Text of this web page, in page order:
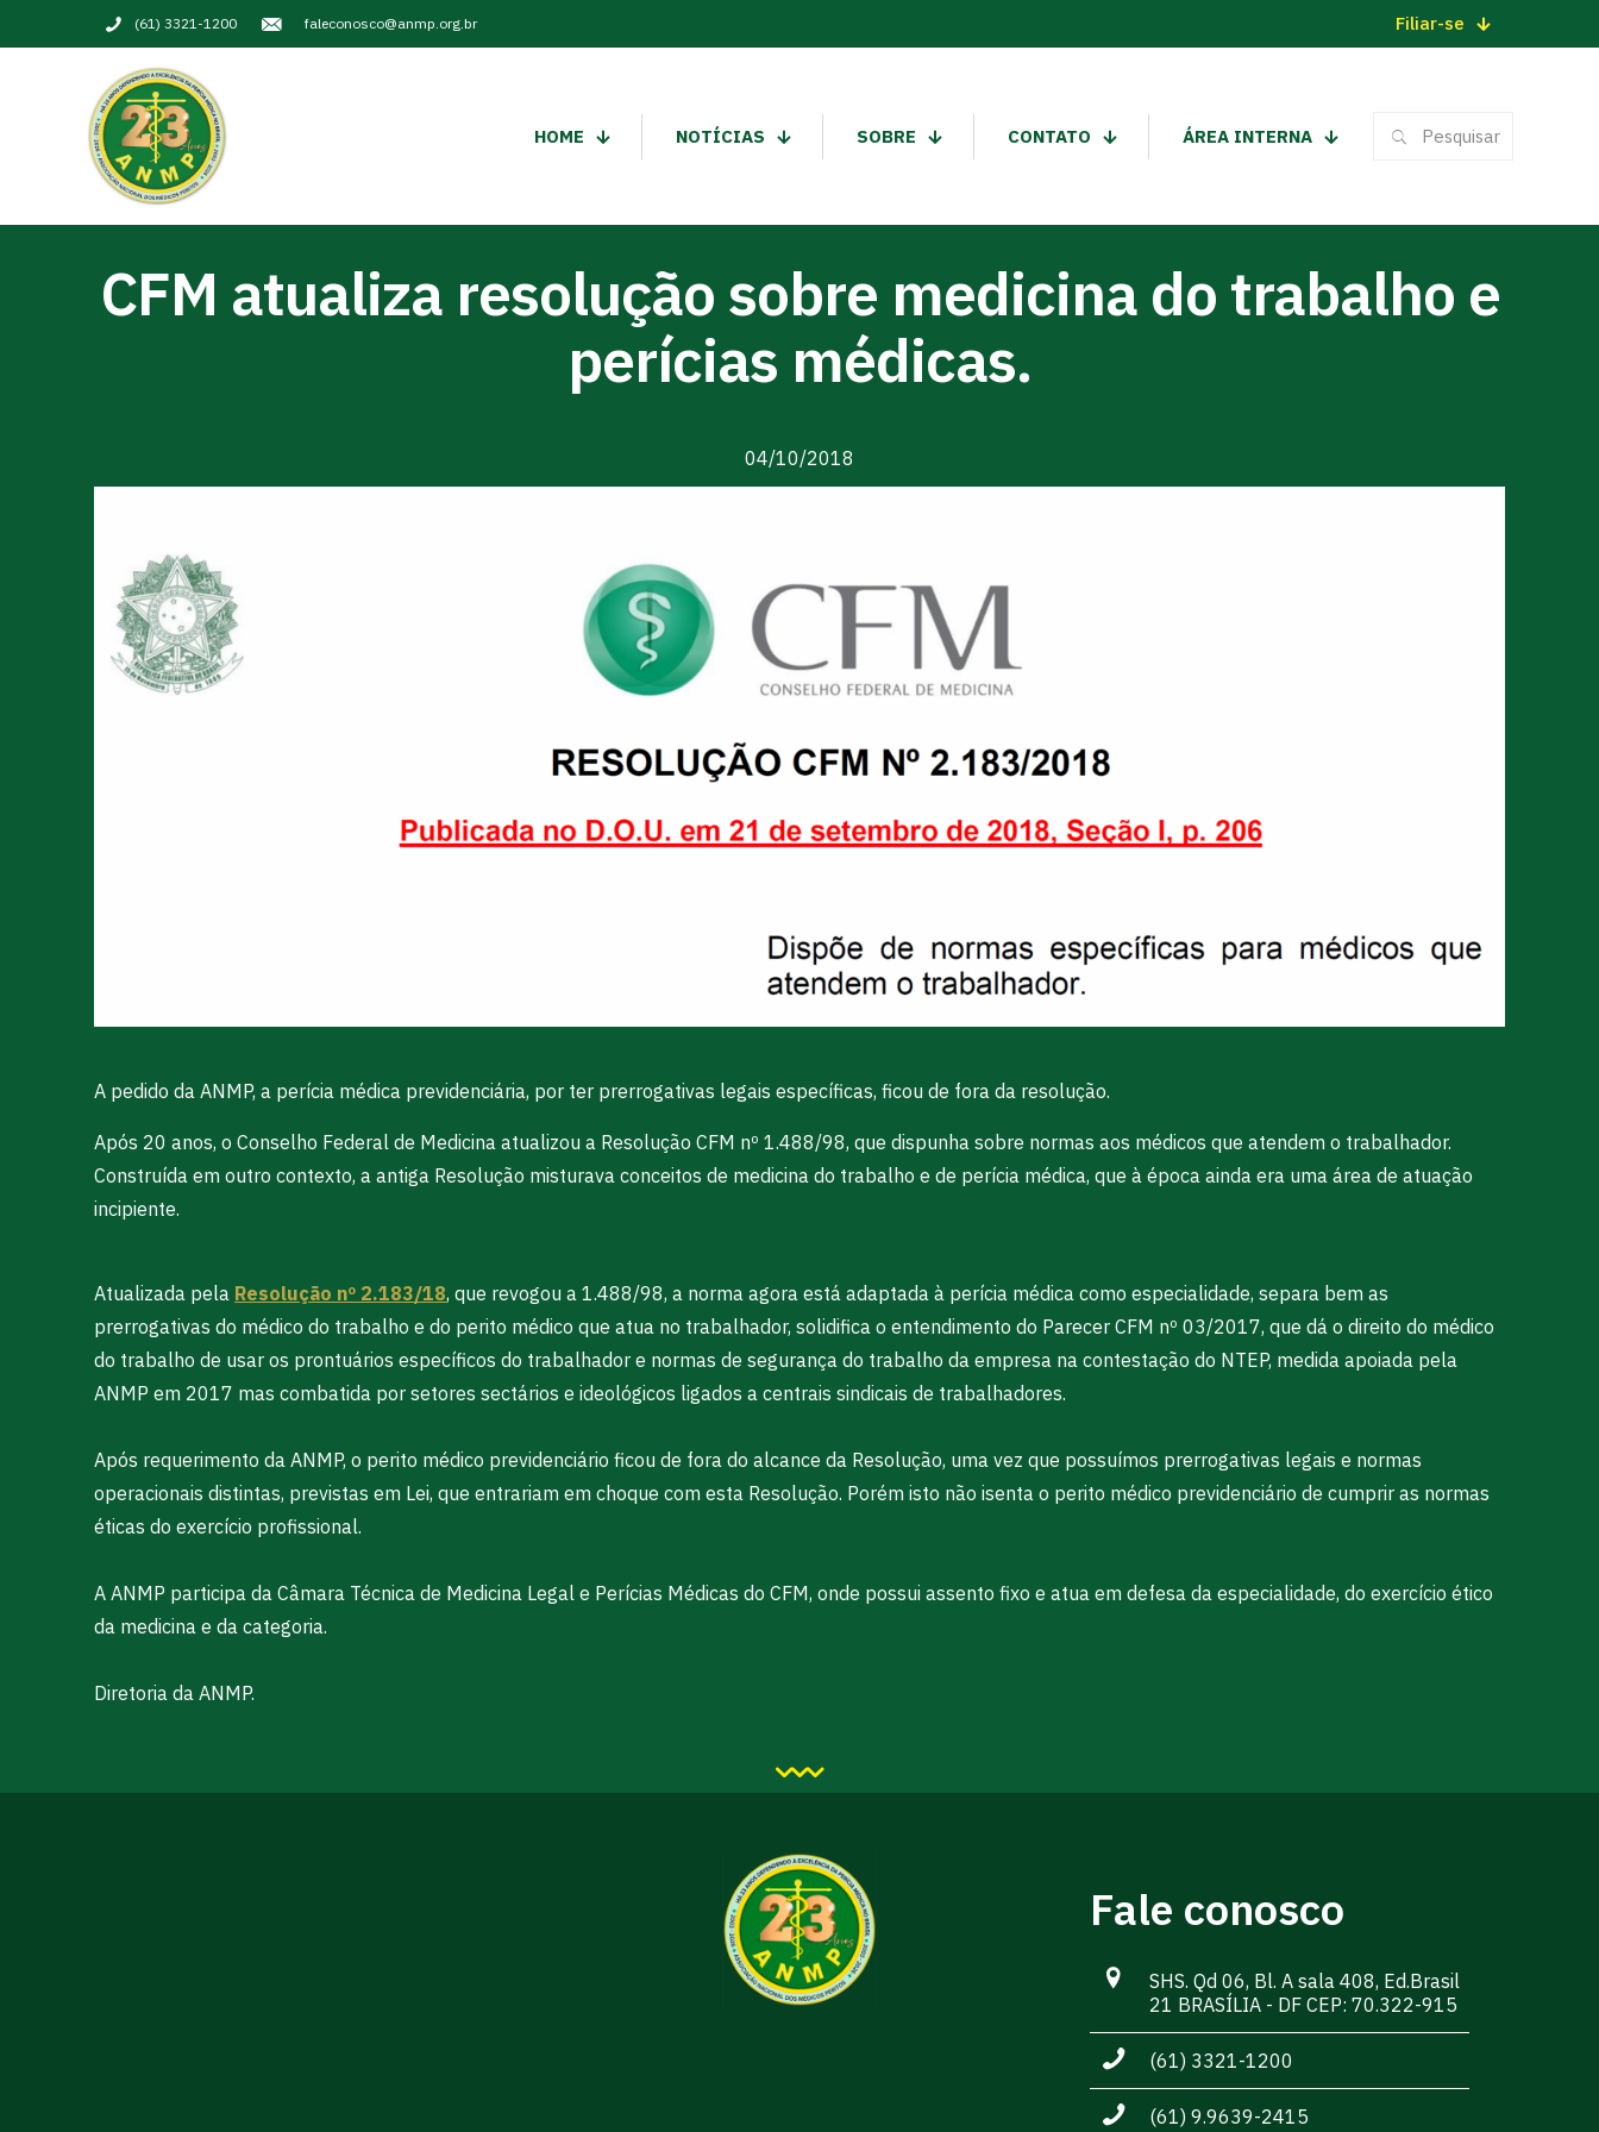
(61) 3321-1200 faleconosco@anmp.org.br Filiar-se
HOME NOTÍCIAS SOBRE CONTATO ÁREA INTERNA
CFM atualiza resolução sobre medicina do trabalho e
perícias médicas.
04/10/2018
A pedido da ANMP, a perícia médica previdenciária, por ter prerrogativas legais específicas, ficou de fora da resolução.
Após 20 anos, o Conselho Federal de Medicina atualizou a Resolução CFM nº 1.488/98, que dispunha sobre normas aos médicos que atendem o trabalhador.
Construída em outro contexto, a antiga Resolução misturava conceitos de medicina do trabalho e de perícia médica, que à época ainda era uma área de atuação
incipiente.
Atualizada pela Resolução nº 2.183/18, que revogou a 1.488/98, a norma agora está adaptada à perícia médica como especialidade, separa bem as
prerrogativas do médico do trabalho e do perito médico que atua no trabalhador, solidifica o entendimento do Parecer CFM nº 03/2017, que dá o direito do médico
do trabalho de usar os prontuários específicos do trabalhador e normas de segurança do trabalho da empresa na contestação do NTEP, medida apoiada pela
ANMP em 2017 mas combatida por setores sectários e ideológicos ligados a centrais sindicais de trabalhadores.
Após requerimento da ANMP, o perito médico previdenciário ficou de fora do alcance da Resolução, uma vez que possuímos prerrogativas legais e normas
operacionais distintas, previstas em Lei, que entrariam em choque com esta Resolução. Porém isto não isenta o perito médico previdenciário de cumprir as normas
éticas do exercício profissional.
A ANMP participa da Câmara Técnica de Medicina Legal e Perícias Médicas do CFM, onde possui assento fixo e atua em defesa da especialidade, do exercício ético
da medicina e da categoria.
Diretoria da ANMP.
Fale conosco
SHS. Qd 06, Bl. A sala 408, Ed.Brasil
21 BRASÍLIA - DF CEP: 70.322-915
(61) 3321-1200
(61) 9.9639-2415